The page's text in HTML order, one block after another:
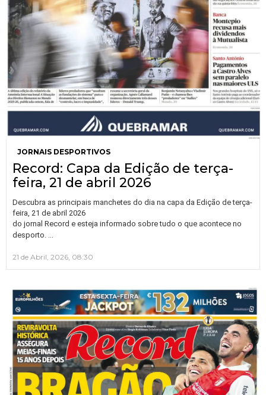
JORNAIS DESPORTIVOS
Record: Capa da Edição de terça-
feira, 21 de abril 2026
Descubra as principais manchetes do dia na capa da Edição de terça-
feira, 21 de abril 2026
do jornal Record e esteja informado sobre tudo o que acontece no
desporto.
21 de Abril, 2026, 08:30